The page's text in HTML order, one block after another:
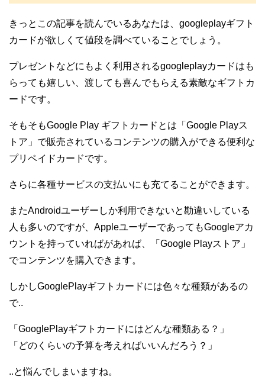
きっとこの記事を読んでいるあなたは、googleplayギフト
カードが欲しくて値段を調べていることでしょう。
プレゼントなどにもよく利用されるgoogleplayカードはも
らっても嬉しい、渡しても喜んでもらえる素敵なギフトカ
ードです。
そもそもGoogle Play ギフトカードとは「Google Playス
トア」で販売されているコンテンツの購入ができる便利な
プリペイドカードです。
さらに各種サービスの支払いにも充てることができます。
またAndroidユーザーしか利用できないと勘違いしている
人も多いのですが、AppleユーザーであってもGoogleアカ
ウントを持っていればがあれば、「Google Playストア」
でコンテンツを購入できます。
しかしGooglePlayギフトカードには色々な種類があるの
で..
「GooglePlayギフトカードにはどんな種類ある？」
「どのくらいの予算を考えればいいんだろう？」
..と悩んでしまいますね。